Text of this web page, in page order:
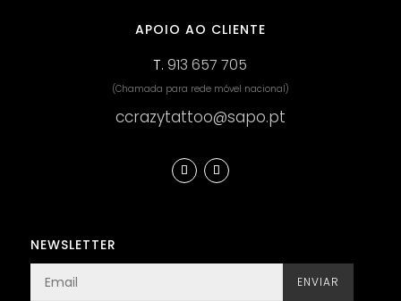
APOIO AO CLIENTE
T.913 657 705
(Chamada para rede móvel nacional)
ccrazytattoo@sapo.pt
NEWSLETTER
ENVIAR